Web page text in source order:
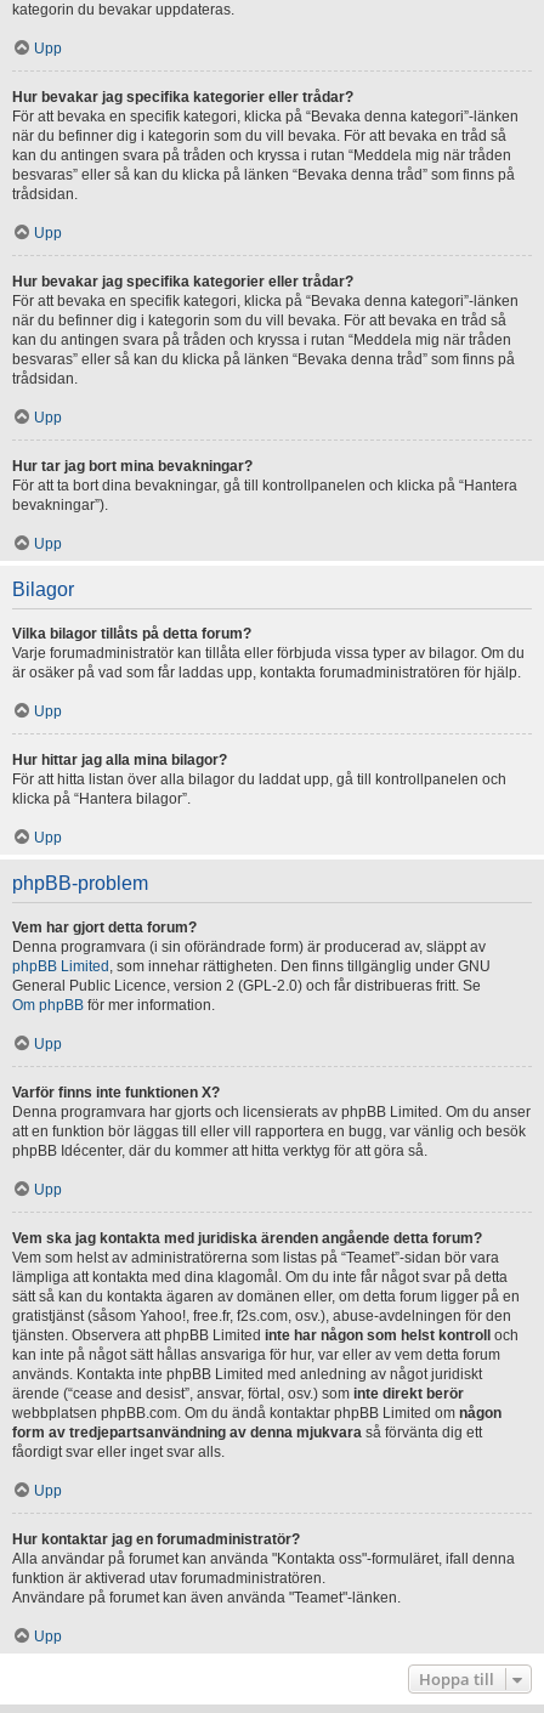
kategorin du bevakar uppdateras.
Upp
Hur bevakar jag specifika kategorier eller trådar?
För att bevaka en specifik kategori, klicka på “Bevaka denna kategori”-länken
när du befinner dig i kategorin som du vill bevaka. För att bevaka en tråd så
kan du antingen svara på tråden och kryssa i rutan “Meddela mig när tråden
besvaras” eller så kan du klicka på länken “Bevaka denna tråd” som finns på
trådsidan.
Upp
Hur bevakar jag specifika kategorier eller trådar?
För att bevaka en specifik kategori, klicka på “Bevaka denna kategori”-länken
när du befinner dig i kategorin som du vill bevaka. För att bevaka en tråd så
kan du antingen svara på tråden och kryssa i rutan “Meddela mig när tråden
besvaras” eller så kan du klicka på länken “Bevaka denna tråd” som finns på
trådsidan.
Upp
Hur tar jag bort mina bevakningar?
För att ta bort dina bevakningar, gå till kontrollpanelen och klicka på “Hantera
bevakningar”).
Upp
Bilagor
Vilka bilagor tillåts på detta forum?
Varje forumadministratör kan tillåta eller förbjuda vissa typer av bilagor. Om du
är osäker på vad som får laddas upp, kontakta forumadministratören för hjälp.
Upp
Hur hittar jag alla mina bilagor?
För att hitta listan över alla bilagor du laddat upp, gå till kontrollpanelen och
klicka på “Hantera bilagor”.
Upp
phpBB-problem
Vem har gjort detta forum?
Denna programvara (i sin oförändrade form) är producerad av, släppt av
phpBB Limited , som innehar rättigheten. Den finns tillgänglig under GNU
General Public Licence, version 2 (GPL-2.0) och får distribueras fritt. Se
Om phpBB för mer information.
Upp
Varför finns inte funktionen X?
Denna programvara har gjorts och licensierats av phpBB Limited. Om du anser
att en funktion bör läggas till eller vill rapportera en bugg, var vänlig och besök
phpBB Idécenter, där du kommer att hitta verktyg för att göra så.
Upp
Vem ska jag kontakta med juridiska ärenden angående detta forum?
Vem som helst av administratörerna som listas på “Teamet”-sidan bör vara
lämpliga att kontakta med dina klagomål. Om du inte får något svar på detta
sätt så kan du kontakta ägaren av domänen eller, om detta forum ligger på en
gratistjänst (såsom Yahoo!, free.fr, f2s.com, osv.), abuse-avdelningen för den
tjänsten. Observera att phpBB Limited inte har någon som helst kontroll
och
kan inte på något sätt hållas ansvariga för hur, var eller av vem detta forum
används. Kontakta inte phpBB Limited med anledning av något juridiskt
ärende (“cease and desist”, ansvar, förtal, osv.) som inte direkt berör
webbplatsen phpBB.com. Om du ändå kontaktar phpBB Limited om någon
form av tredjepartsanvändning av denna mjukvara så förvänta dig ett
fåordigt svar eller inget svar alls.
Upp
Hur kontaktar jag en forumadministratör?
Alla användar på forumet kan använda "Kontakta oss"-formuläret, ifall denna
funktion är aktiverad utav forumadministratören.
Användare på forumet kan även använda "Teamet"-länken.
Upp
Hoppa till